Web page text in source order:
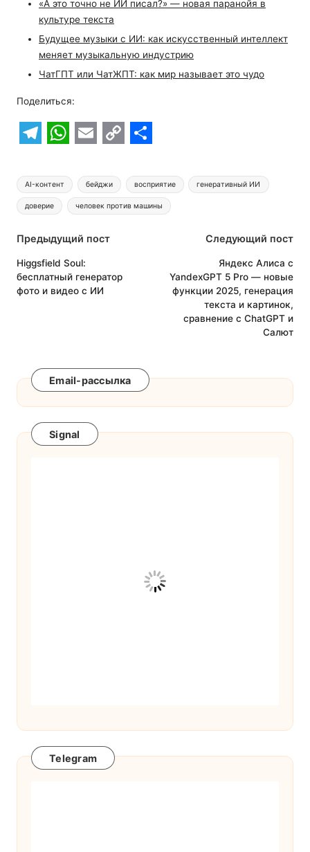
«А это точно не ИИ писал?» — новая паранойя в
культуре текста
Будущее музыки с ИИ: как искусственный интеллект
меняет музыкальную индустрию
ЧатГПТ или ЧатЖПТ: как мир называет это чудо
Поделиться:
e
l
e
g
r
a
h
a
t
s
A
p
m
a
i
l
o
p
y
L
n
h
a
r
Метки:
AI-контент бейджи восприятие генеративный ИИ
доверие человек против машины
Навигация
по
записям
Предыдущий пост
Higgsfield Soul:
бесплатный генератор
фото и видео с ИИ
Следующий пост
Яндекс Алиса с
YandexGPT 5 Pro — новые
функции 2025, генерация
текста и картинок,
сравнение с ChatGPT и
Салют
Email-рассылка
Signal
Telegram